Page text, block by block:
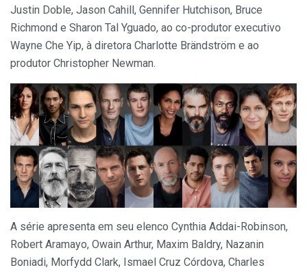
Justin Doble, Jason Cahill, Gennifer Hutchison, Bruce
Richmond e Sharon Tal Yguado, ao co-produtor executivo
Wayne Che Yip, à diretora Charlotte Brändström e ao
produtor Christopher Newman.
A série apresenta em seu elenco Cynthia Addai-Robinson,
Robert Aramayo, Owain Arthur, Maxim Baldry, Nazanin
Boniadi, Morfydd Clark, Ismael Cruz Córdova, Charles